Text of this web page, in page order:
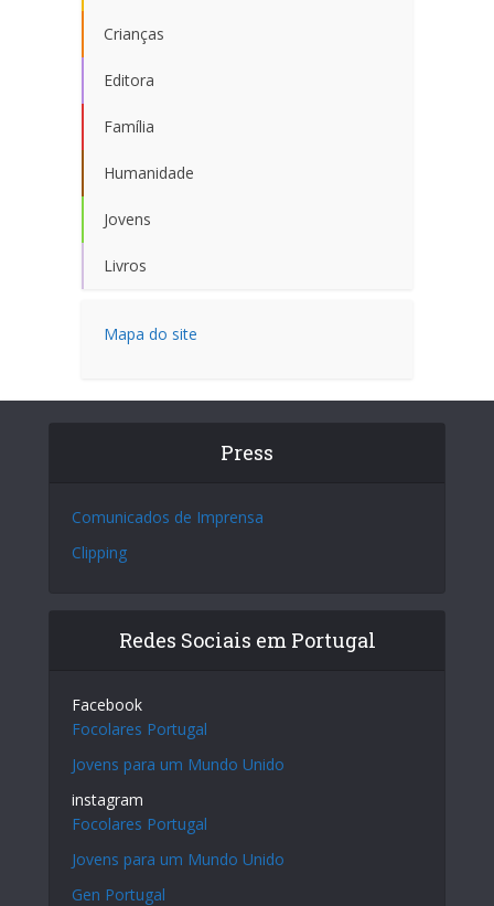
Crianças
Editora
Família
Humanidade
Jovens
Livros
Mapa do site
Press
Comunicados de Imprensa
Clipping
Redes Sociais em Portugal
Facebook
Focolares Portugal
Jovens para um Mundo Unido
instagram
Focolares Portugal
Jovens para um Mundo Unido
Gen Portugal